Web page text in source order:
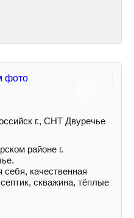
г., СНТ Двуречье
районе г.
качественная
скважина, тёплые